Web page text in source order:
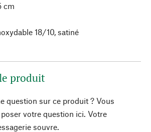
cm
18/10, satiné
produit
question sur ce produit ? Vous
votre question ici. Votre
souvre.